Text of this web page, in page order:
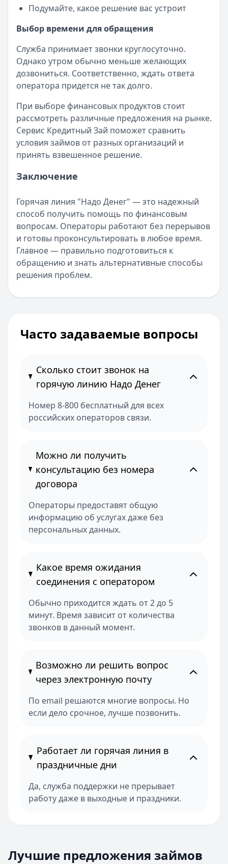
Подумайте, какое решение вас устроит
Выбор времени для обращения
Служба принимает звонки круглосуточно.
Однако утром обычно меньше желающих
дозвониться. Соответственно, ждать ответа
оператора придется не так долго.
При выборе финансовых продуктов стоит
рассмотреть различные предложения на рынке.
Сервис Кредитный Зай поможет сравнить
условия займов от разных организаций и
принять взвешенное решение.
Заключение
Горячая линия "Надо Денег" — это надежный
способ получить помощь по финансовым
вопросам. Операторы работают без перерывов
и готовы проконсультировать в любое время.
Главное — правильно подготовиться к
обращению и знать альтернативные способы
решения проблем.
Часто задаваемые вопросы
Сколько стоит звонок на
горячую линию Надо Денег
Номер 8-800 бесплатный для всех
российских операторов связи.
Можно ли получить
консультацию без номера
договора
Операторы предоставят общую
информацию об услугах даже без
персональных данных.
Какое время ожидания
соединения с оператором
Обычно приходится ждать от 2 до 5
минут. Время зависит от количества
звонков в данный момент.
Возможно ли решить вопрос
через электронную почту
По email решаются многие вопросы. Но
если дело срочное, лучше позвонить.
Работает ли горячая линия в
праздничные дни
Да, служба поддержки не прерывает
работу даже в выходные и праздники.
Лучшие предложения займов